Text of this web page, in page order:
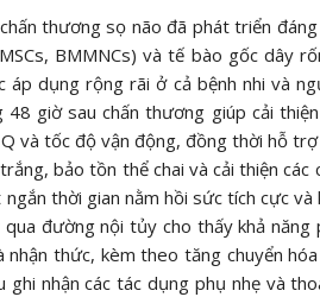
thương sọ não đã phát triển
BMMNCs) và tế bào gốc dây
dụng rộng rãi ở cả bệnh nhi và
giờ sau chấn thương giúp cải
và tốc độ vận động, đồng thời hỗ
bảo tồn thể chai và cải thiện
thời gian nằm hồi sức tích cực
đường nội tủy cho thấy khả
nhận thức, kèm theo tăng chuyển
nhận các tác dụng phụ nhẹ và